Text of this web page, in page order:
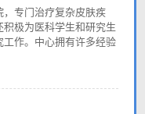
专门治疗复杂皮肤疾
极为医科学生和研究生
作。中心拥有许多经验